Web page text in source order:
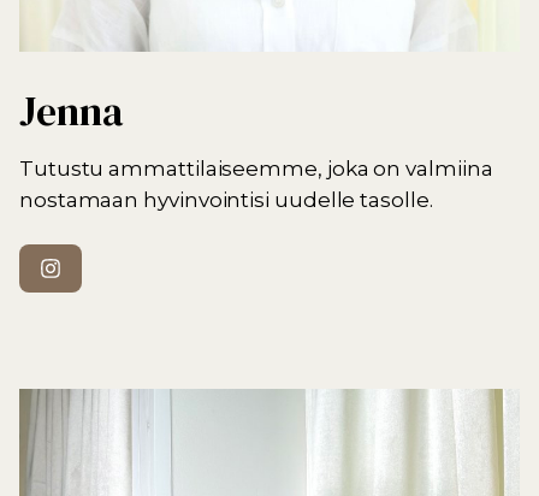
Jenna
Tutustu ammattilaiseemme, joka on valmiina
nostamaan hyvinvointisi uudelle tasolle.